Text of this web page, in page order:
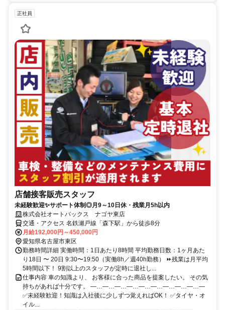
正社員
店舗接客販売スタッフ
未経験歓迎✨サポート体制◎月9～10日休・残業月5h以内
株式会社オートバックス ナゴヤ東店
交通・アクセス 名鉄瀬戸線「森下駅」から徒歩8分
月給192,000円～450,000円
愛知県名古屋市東区
勤務時間詳細 実働時間：1日あたり8時間 平均勤務日数：1ヶ月あた
り18日 〜 20日 9:30〜19:50（実働8h／週40h勤務） ⏩残業は月平均
5時間以下！ 9割以上のスタッフが定時に退社し...
仕事内容 車の知識より、 お客様に合った商品を提案したい。 その気
持ちがあれば十分です。 ―…―…―…―…―…―…―…―…―…―
✅未経験歓迎！知識は入社後に少しずつ覚えればOK！ ✅タイヤ・オ
イル...